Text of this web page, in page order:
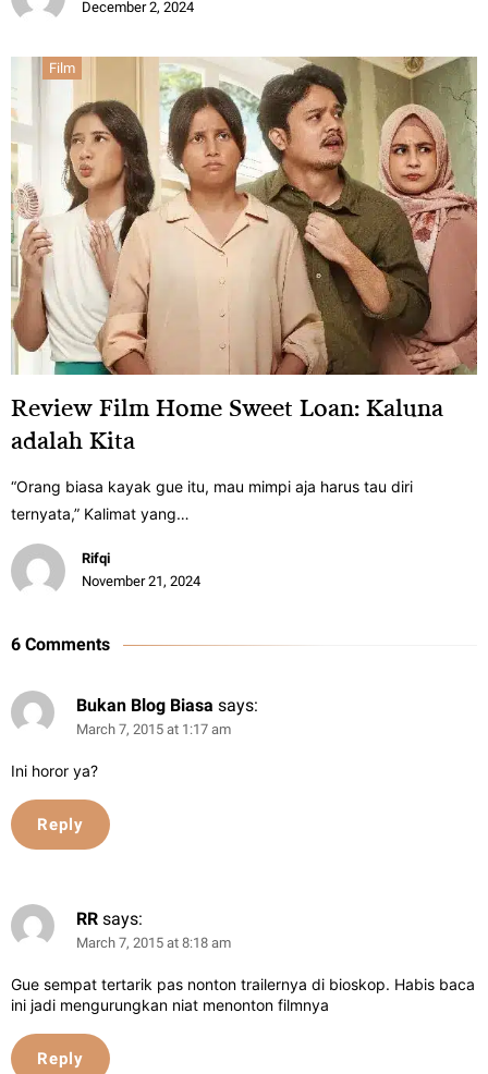
December 2, 2024
Film
Review Film Home Sweet Loan: Kaluna
adalah Kita
“Orang biasa kayak gue itu, mau mimpi aja harus tau diri
ternyata,” Kalimat yang…
Rifqi
November 21, 2024
6 Comments
Bukan Blog Biasa says:
March 7, 2015 at 1:17 am
Ini horor ya?
Reply
RR says:
March 7, 2015 at 8:18 am
Gue sempat tertarik pas nonton trailernya di bioskop. Habis baca
ini jadi mengurungkan niat menonton filmnya
Reply